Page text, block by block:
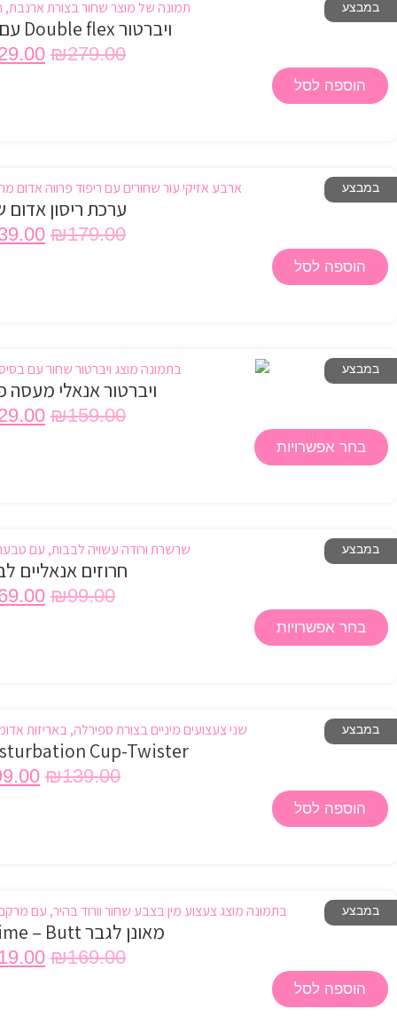
במבצע
ויברטור Double flex עם אפליקציה
₪279.00
הוספה לסל
במבצע
ערכת ריסון אדום
₪179.00
הוספה לסל
במבצע
ויברטור אנאלי
₪159.00
בחר אפשרויות
במבצע
חרוזים אנאליים
₪99.00
בחר אפשרויות
במבצע
Cup-Twister
₪139.00
הוספה לסל
במבצע
מאונן לגבר Sweet Time – Butt
₪169.00
הוספה לסל